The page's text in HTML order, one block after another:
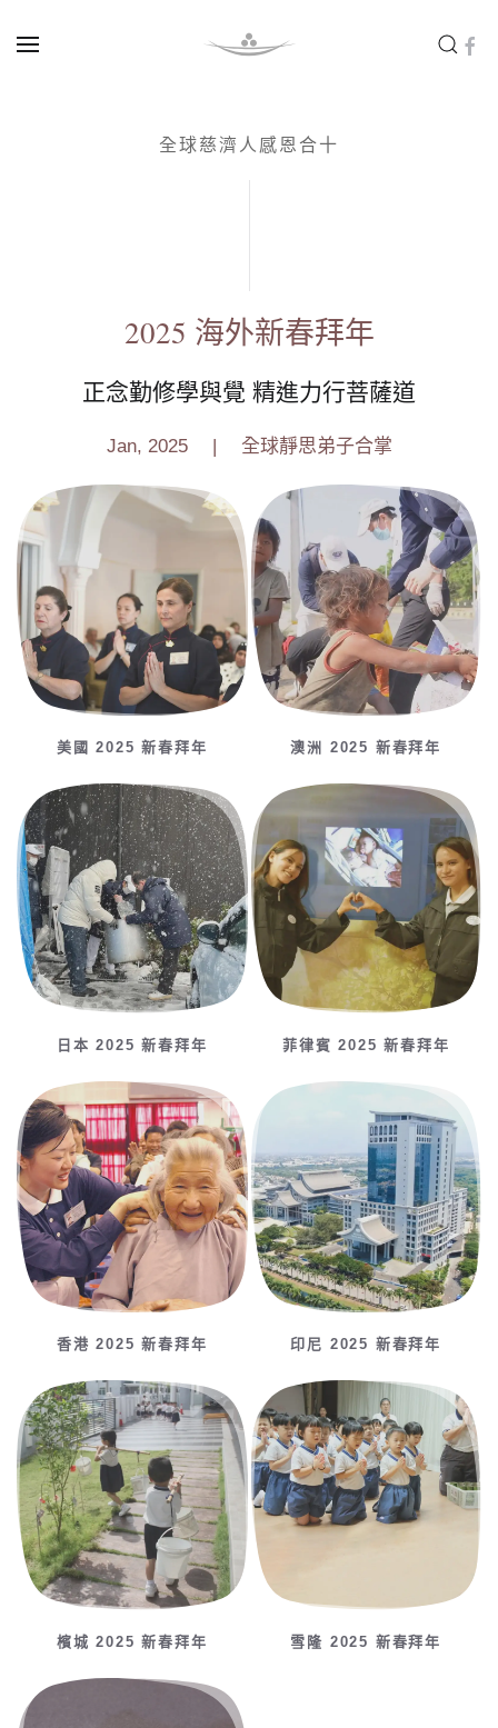
全球慈濟人感恩合十
2025 海外新春拜年
正念勤修學與覺 精進力行菩薩道
Jan, 2025| 全球靜思弟子合掌
美國 2025 新春拜年 澳洲 2025 新春拜年
日本 2025 新春拜年 菲律賓 2025 新春拜年
香港 2025 新春拜年 印尼 2025 新春拜年
檳城 2025 新春拜年 雪隆 2025 新春拜年